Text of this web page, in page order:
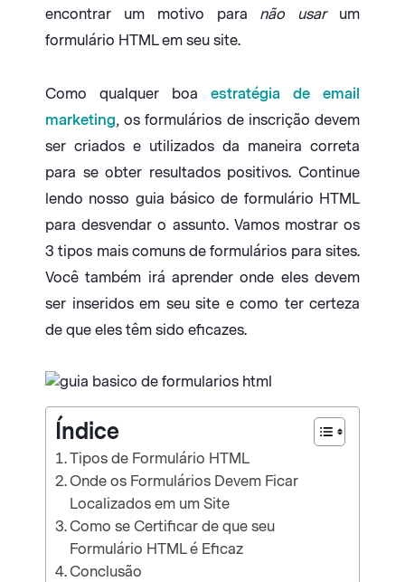
encontrar um motivo para não usarum
formulário HTML em seu site.
Como qualquer boa estratégia de email
marketing, os formulários de inscrição devem
ser criados e utilizados da maneira correta
para se obter resultados positivos. Continue
lendo nosso guia básico de formulário HTML
para desvendar o assunto. Vamos mostrar os
3 tipos mais comuns de formulários para sites.
Você também irá aprender onde eles devem
ser inseridos em seu site e como ter certeza
de que eles têm sido eficazes.
Índice
Tipos de Formulário HTML
Onde os Formulários Devem Ficar
Localizados em um Site
Como se Certificar de que seu
Formulário HTML é Eficaz
Conclusão